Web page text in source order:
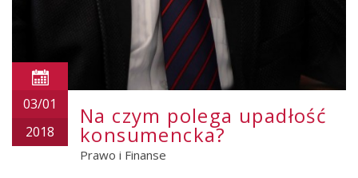
03/01
2018
Na czym polega upadłość
konsumencka?
Prawo i Finanse